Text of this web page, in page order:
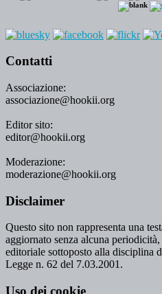
Contatti
Associazione:
associazione@hookii.org
Editor sito:
editor@hookii.org
Moderazione:
moderazione@hookii.org
Disclaimer
Questo sito non rappresenta una
aggiornato senza alcuna
editoriale sottoposto alla disciplina
Legge n. 62 del 7.03.2001.
Uso dei cookie